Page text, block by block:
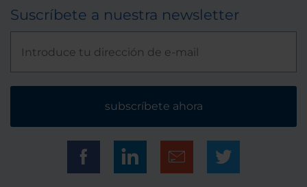
Suscríbete a nuestra newsletter
subscríbete ahora